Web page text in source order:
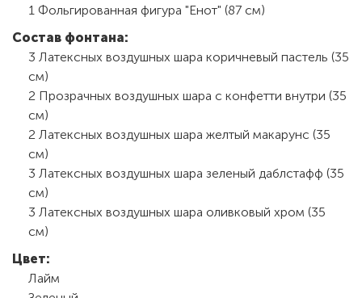
1 Фольгированная фигура "Енот" (87 см)
Состав фонтана:
3 Латексных воздушных шара коричневый пастель (35
см)
2 Прозрачных воздушных шара с конфетти внутри (35
см)
2 Латексных воздушных шара желтый макарунс (35
см)
3 Латексных воздушных шара зеленый даблстафф (35
см)
3 Латексных воздушных шара оливковый хром (35
см)
Цвет:
Лайм